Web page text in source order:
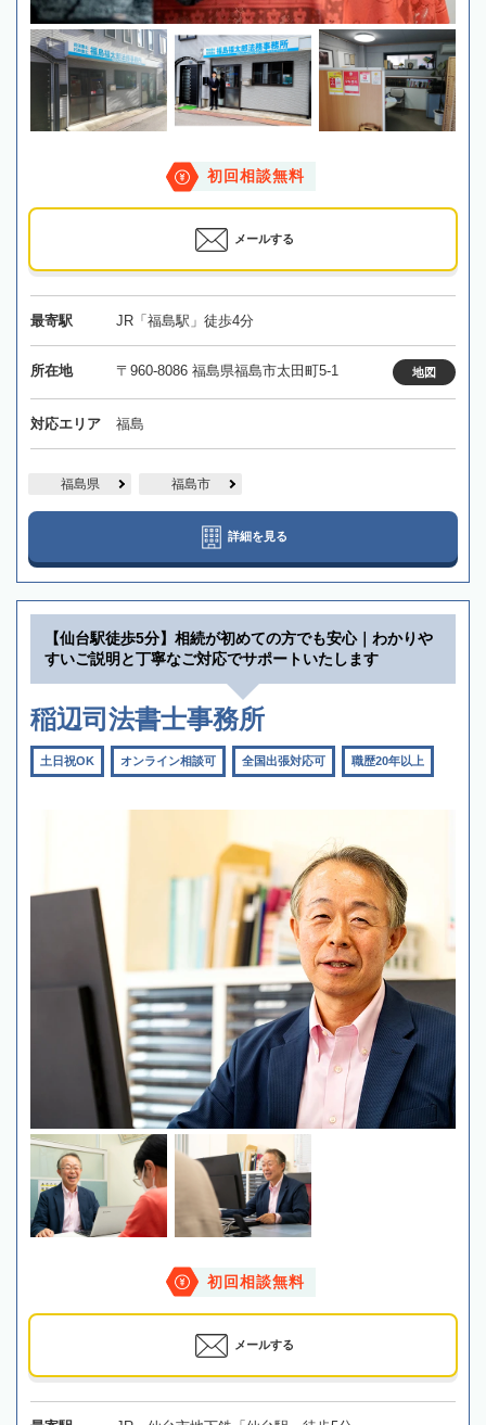
初回相談無料
メールする
最寄駅 JR「福島駅」徒歩4分
所在地 〒960-8086 福島県福島市太田町5-1 地図
対応エリア 福島
福島県 福島市
詳細を見る
【仙台駅徒歩5分】相続が初めての方でも安心｜わかりや
すいご説明と丁寧なご対応でサポートいたします
稲辺司法書士事務所
土日祝OK オンライン相談可 全国出張対応可 職歴20年以上
初回相談無料
メールする